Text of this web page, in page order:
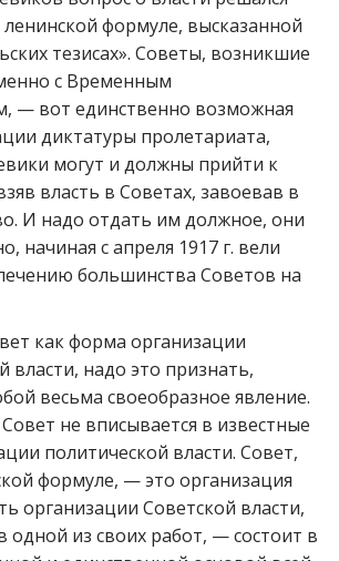
ленинской формуле, высказанной
тезисах». Советы, возникшие
с Временным
— вот единственно возможная
диктатуры пролетариата,
могут и должны прийти к
власть в Советах, завоевав в
И надо отдать им должное, они
начиная с апреля 1917 г. вели
большинства Советов на
как форма организации
власти, надо это признать,
весьма своеобразное явление.
не вписывается в известные
политической власти. Совет,
формуле, — это организация
организации Советской власти,
из своих работ, — состоит в